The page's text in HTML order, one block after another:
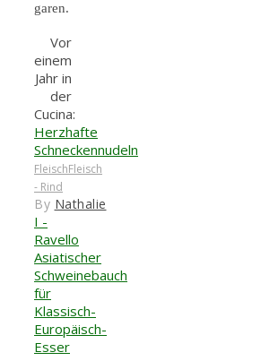
garen.
Vor
einem
Jahr in
der
Cucina:
Herzhafte
Schneckennudeln
FleischFleisch
- Rind
By Nathalie
I -
Ravello
Asiatischer
Schweinebauch
für
Klassisch-
Europäisch-
Esser